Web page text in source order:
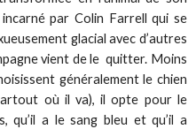
par Colin Farrell qui se
glacial avec d’autres
vient de le quitter. Moins
généralement le chien
où il va), il opte pour le
qu’il a le sang bleu et qu’il a